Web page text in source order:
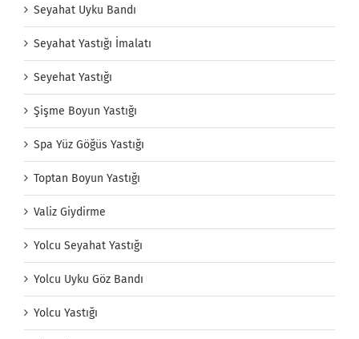
Seyahat Uyku Bandı
Seyahat Yastığı İmalatı
Seyehat Yastığı
Şişme Boyun Yastığı
Spa Yüz Göğüs Yastığı
Toptan Boyun Yastığı
Valiz Giydirme
Yolcu Seyahat Yastığı
Yolcu Uyku Göz Bandı
Yolcu Yastığı